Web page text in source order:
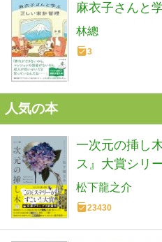
麻衣子さんと
林總
3
人気の本
一次元の挿し
ス』大賞シリ
松下龍之介
23430